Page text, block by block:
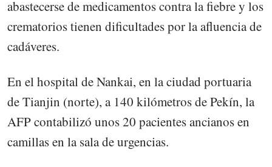
abastecerse de medicamentos contra la fiebre y los
crematorios tienen dificultades por la afluencia de
cadáveres.
En el hospital de Nankai, en la ciudad portuaria
de Tianjin (norte), a 140 kilómetros de Pekín, la
AFP contabilizó unos 20 pacientes ancianos en
camillas en la sala de urgencias.